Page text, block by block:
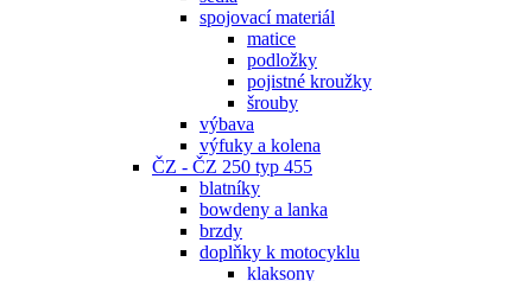
spojovací materiál
matice
podložky
pojistné kroužky
šrouby
výbava
výfuky a kolena
ČZ - ČZ 250 typ 455
blatníky
bowdeny a lanka
brzdy
doplňky k motocyklu
klaksony